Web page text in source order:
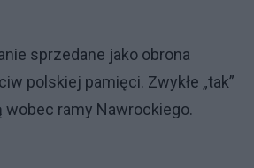
sprzedane jako obrona
polskiej pamięci. Zwykłe „tak”
wobec ramy Nawrockiego.